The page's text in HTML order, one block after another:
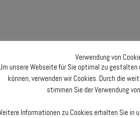
Verwendung von
unsere Webseite für Sie optimal zu gestalten
können, verwenden wir Cookies. Durch die
stimmen Sie der Verwendung
Informationen zu Cookies erhalten Sie in